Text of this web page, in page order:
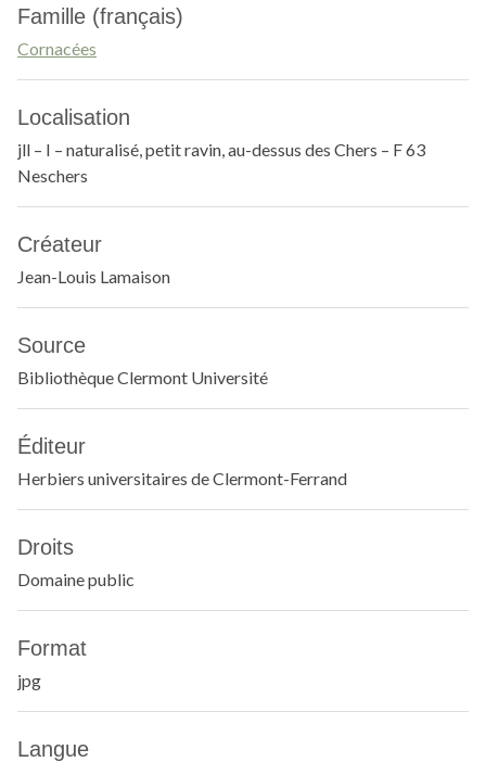
Famille (français)
Cornacées
Localisation
jll – I – naturalisé, petit ravin, au-dessus des Chers – F 63
Neschers
Créateur
Jean-Louis Lamaison
Source
Bibliothèque Clermont Université
Éditeur
Herbiers universitaires de Clermont-Ferrand
Droits
Domaine public
Format
jpg
Langue